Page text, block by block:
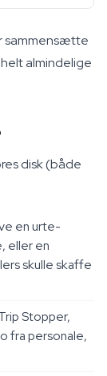
sammensætte
almindelige
disk (både
en urte-
eller en
skulle skaffe
Stopper,
fra personale,